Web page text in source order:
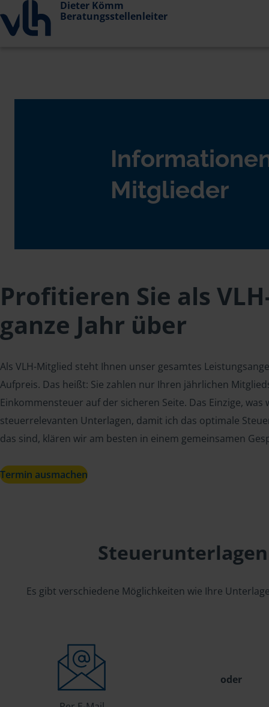
Dieter Kömm
Beratungsstellenleiter
Mitglieder
Profitieren Sie als
ganze Jahr über
Als VLH-Mitglied steht Ihnen unser gesamtes
Aufpreis. Das heißt: Sie zahlen nur Ihren jährlichen
Einkommensteuer auf der sicheren Seite. Das Einzige,
steuerrelevanten Unterlagen, damit ich das optimale
das sind, klären wir am besten in einem gemeinsamen
Termin ausmachen
Es gibt verschiedene Möglichkeiten wie Ihre
oder